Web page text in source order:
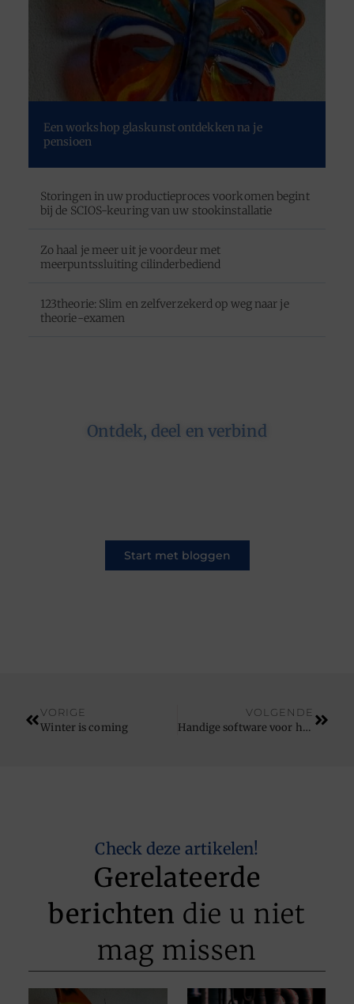
Een workshop glaskunst ontdekken na je
pensioen
Storingen in uw productieproces voorkomen begint
bij de SCIOS-keuring van uw stookinstallatie
Zo haal je meer uit je voordeur met
meerpuntssluiting cilinderbediend
123theorie: Slim en zelfverzekerd op weg naar je
theorie-examen
Ontdek, deel en verbind
Start met bloggen
VORIGE
Winter is coming
VOLGENDE
Handige software voor het bedrijfsleven
Check deze artikelen!
Gerelateerde
berichten die u niet
mag missen